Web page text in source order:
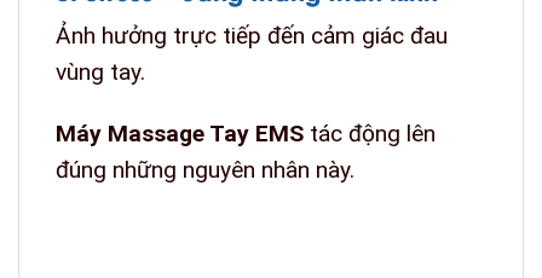
Ảnh hưởng trực tiếp đến cảm giác đau
vùng tay.
Máy Massage Tay EMS tác động lên
đúng những nguyên nhân này.